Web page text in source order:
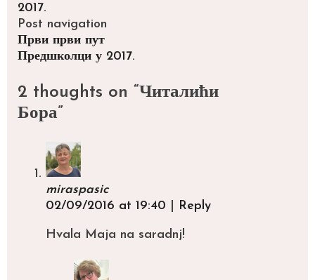
2017.
Post navigation
Први први пут
Предшколци у 2017.
2 thoughts on “Читалићи
Бора”
miraspasic
02/09/2016 at 19:40
Reply
Hvala Maja na saradnj!